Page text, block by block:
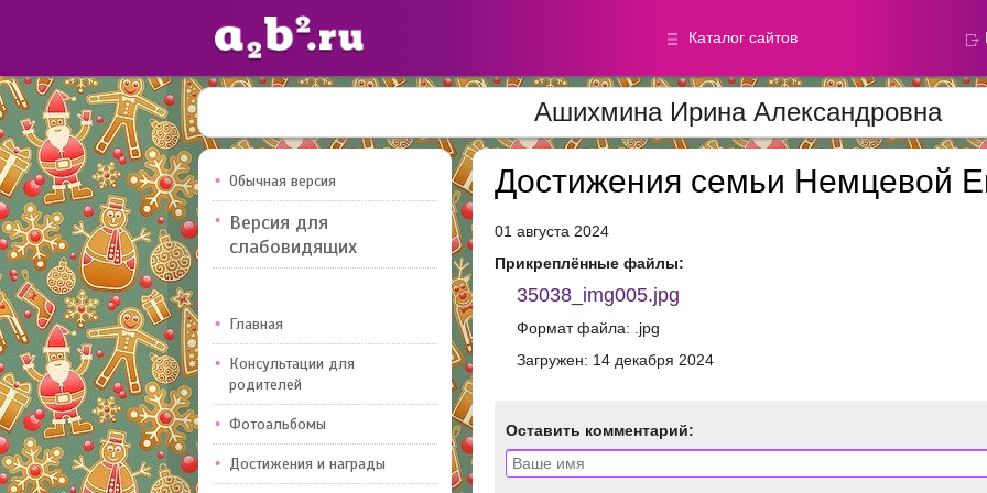
Каталог сайтов
Сайты
педагогов
Добавлено — 10947
Метод.
материалы
Добавлено — 59870
Галереи
фотографий
Ашихмина Ирина Александровна
Обычная версия
Версия для
слабовидящих
Главная
Консультации для
родителей
Фотоальбомы
Достижения и награды
Достижения семьи Немцевой
01 августа 2024
Прикреплённые файлы:
35038_img005.jpg
Формат файла: .jpg
Загружен: 14 декабря 2024
Оставить комментарий: